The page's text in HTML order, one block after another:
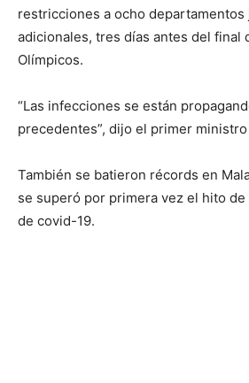
restricciones a ocho departamentos
adicionales, tres días antes del final
Olímpicos.
“Las infecciones se están
precedentes”, dijo el primer
También se batieron récords en
se superó por primera vez el hito
de covid-19.